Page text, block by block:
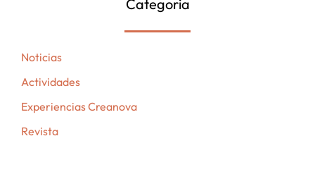
Categoria
Noticias
Actividades
Experiencias Creanova
Revista